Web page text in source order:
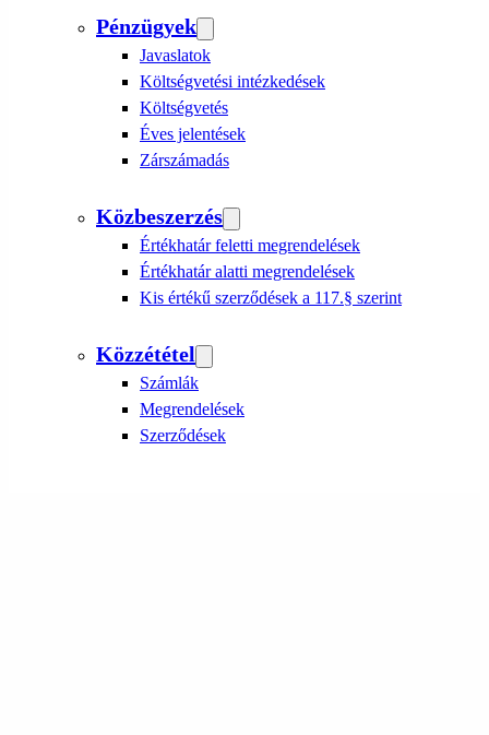
Pénzügyek
Javaslatok
Költségvetési intézkedések
Költségvetés
Éves jelentések
Zárszámadás
Közbeszerzés
Értékhatár feletti megrendelések
Értékhatár alatti megrendelések
Kis értékű szerződések a 117.§ szerint
Közzététel
Számlák
Megrendelések
Szerződések